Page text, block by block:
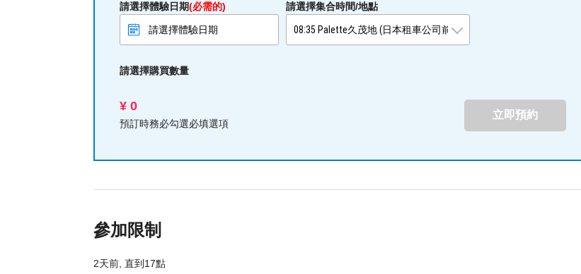
請選擇體驗日期(必需的) 請選擇集合時間/地點
請選擇購買數量
¥ 0
預訂時務必勾選必填選項
立即預約
參加限制
2天前, 直到17點